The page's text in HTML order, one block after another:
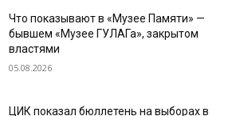
Что показывают в «Музее Памяти» —
бывшем «Музее ГУЛАГа», закрытом
властями
05.08.2026
ЦИК показал бюллетень на выборах в